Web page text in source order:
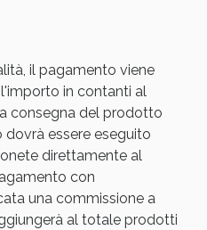
il pagamento viene
in contanti al
consegna del prodotto
essere eseguito
direttamente al
con
una commissione a
al totale prodotti